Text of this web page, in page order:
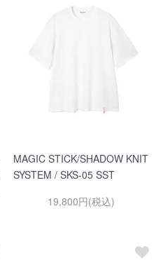
MAGIC STICK/SHADOW KNIT
SYSTEM / SKS-05 SST
19,800円(税込)